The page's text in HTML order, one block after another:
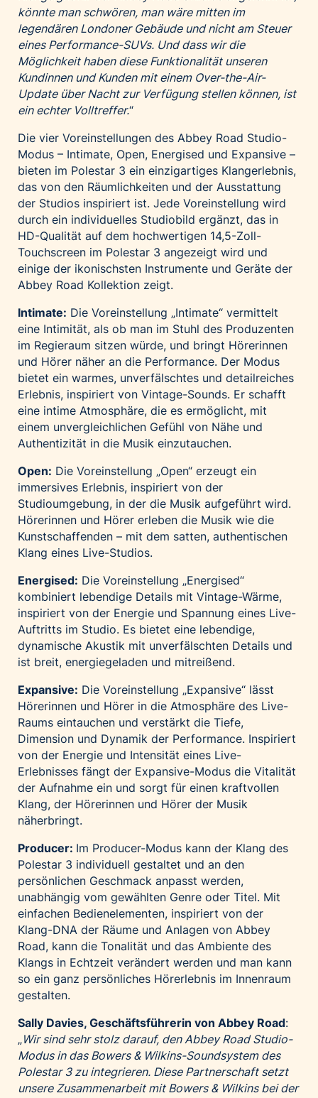
könnte man schwören, man wäre mitten im
legendären Londoner Gebäude und nicht am Steuer
eines Performance-SUVs. Und dass wir die
Möglichkeit haben diese Funktionalität unseren
Kundinnen und Kunden mit einem Over-the-Air-
Update über Nacht zur Verfügung stellen können, ist
ein echter Volltreffer.“
Die vier Voreinstellungen des Abbey Road Studio-
Modus – Intimate, Open, Energised und Expansive –
bieten im Polestar 3 ein einzigartiges Klangerlebnis,
das von den Räumlichkeiten und der Ausstattung
der Studios inspiriert ist. Jede Voreinstellung wird
durch ein individuelles Studiobild ergänzt, das in
HD-Qualität auf dem hochwertigen 14,5-Zoll-
Touchscreen im Polestar 3 angezeigt wird und
einige der ikonischsten Instrumente und Geräte der
Abbey Road Kollektion zeigt.
Intimate: Die Voreinstellung „Intimate“ vermittelt
eine Intimität, als ob man im Stuhl des Produzenten
im Regieraum sitzen würde, und bringt Hörerinnen
und Hörer näher an die Performance. Der Modus
bietet ein warmes, unverfälschtes und detailreiches
Erlebnis, inspiriert von Vintage-Sounds. Er schafft
eine intime Atmosphäre, die es ermöglicht, mit
einem unvergleichlichen Gefühl von Nähe und
Authentizität in die Musik einzutauchen.
Open: Die Voreinstellung „Open“ erzeugt ein
immersives Erlebnis, inspiriert von der
Studioumgebung, in der die Musik aufgeführt wird.
Hörerinnen und Hörer erleben die Musik wie die
Kunstschaffenden – mit dem satten, authentischen
Klang eines Live-Studios.
Energised: Die Voreinstellung „Energised“
kombiniert lebendige Details mit Vintage-Wärme,
inspiriert von der Energie und Spannung eines Live-
Auftritts im Studio. Es bietet eine lebendige,
dynamische Akustik mit unverfälschten Details und
ist breit, energiegeladen und mitreißend.
Expansive: Die Voreinstellung „Expansive“ lässt
Hörerinnen und Hörer in die Atmosphäre des Live-
Raums eintauchen und verstärkt die Tiefe,
Dimension und Dynamik der Performance. Inspiriert
von der Energie und Intensität eines Live-
Erlebnisses fängt der Expansive-Modus die Vitalität
der Aufnahme ein und sorgt für einen kraftvollen
Klang, der Hörerinnen und Hörer der Musik
näherbringt.
Producer: Im Producer-Modus kann der Klang des
Polestar 3 individuell gestaltet und an den
persönlichen Geschmack anpasst werden,
unabhängig vom gewählten Genre oder Titel. Mit
einfachen Bedienelementen, inspiriert von der
Klang-DNA der Räume und Anlagen von Abbey
Road, kann die Tonalität und das Ambiente des
Klangs in Echtzeit verändert werden und man kann
so ein ganz persönliches Hörerlebnis im Innenraum
gestalten.
Sally Davies, Geschäftsführerin von Abbey Road:
„Wir sind sehr stolz darauf, den Abbey Road Studio-
Modus in das Bowers & Wilkins-Soundsystem des
Polestar 3 zu integrieren. Diese Partnerschaft setzt
unsere Zusammenarbeit mit Bowers & Wilkins bei der